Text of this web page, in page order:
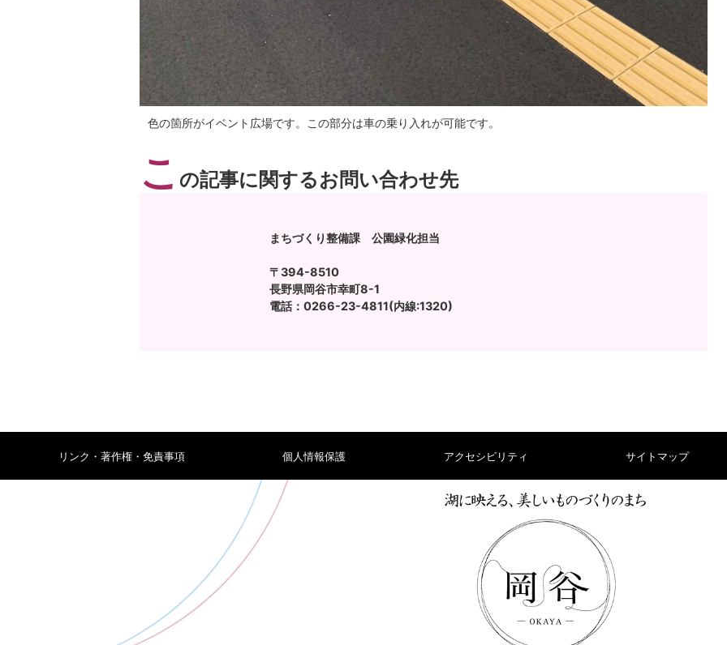
色の箇所がイベント広場です。この部分は車の乗り入れが可能です。
こ の記事に関するお問い合わせ先
まちづくり整備課 公園緑化担当
〒394-8510
長野県岡谷市幸町8-1
電話：0266-23-4811(内線:1320)
リンク・著作権・免責事項 個人情報保護 アクセシビリティ サイトマップ